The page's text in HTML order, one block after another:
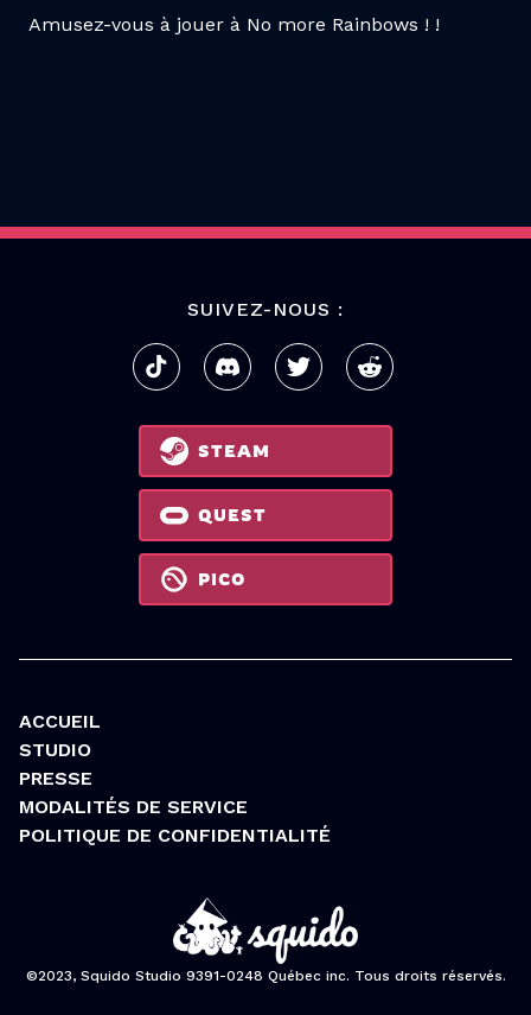
Amusez-vous à jouer à No more Rainbows ! !
SUIVEZ-NOUS :
STEAM
QUEST
PICO
ACCUEIL
STUDIO
PRESSE
MODALITÉS DE SERVICE
POLITIQUE DE CONFIDENTIALITÉ
©2023, Squido Studio 9391-0248 Québec inc. Tous droits réservés.